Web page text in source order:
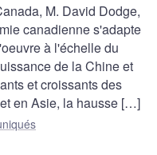
M. David Dodge,
canadienne s'adapte
à l'échelle du
de la Chine et
et croissants des
en Asie, la hausse […]